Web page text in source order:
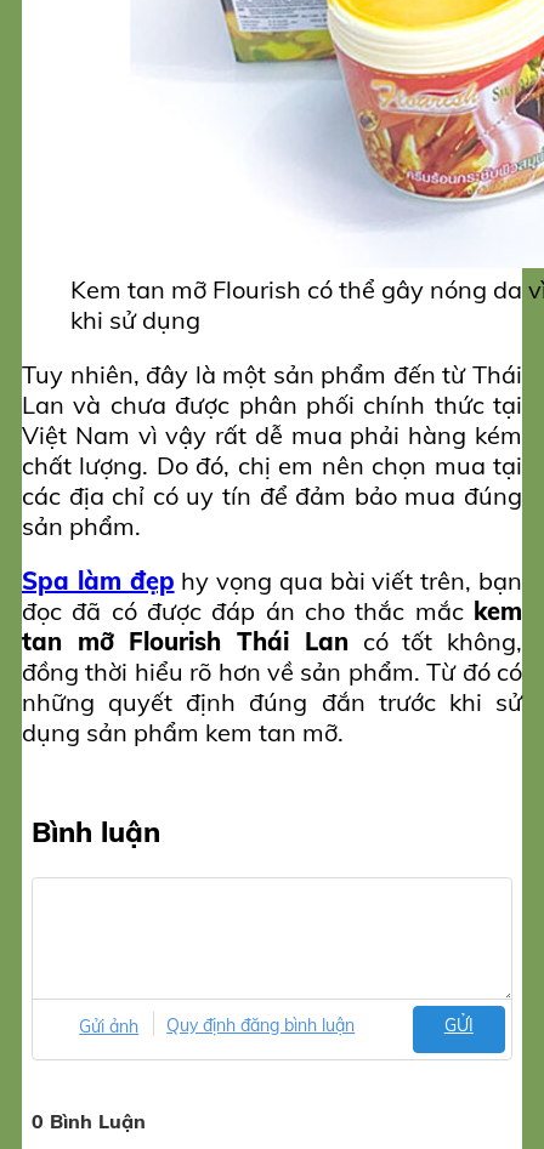
Kem tan mỡ Flourish có thể gây nóng da
khi sử dụng
Tuy nhiên, đây là một sản phẩm đến từ Thái
Lan và chưa được phân phối chính thức tại
Việt Nam vì vậy rất dễ mua phải hàng kém
chất lượng. Do đó, chị em nên chọn mua tại
các địa chỉ có uy tín để đảm bảo mua đúng
sản phẩm.
Spa làm đẹp hy vọng qua bài viết trên, bạn
đọc đã có được đáp án cho thắc mắc kem
tan mỡ Flourish Thái Lan có tốt không,
đồng thời hiểu rõ hơn về sản phẩm. Từ đó có
những quyết định đúng đắn trước khi sử
dụng sản phẩm kem tan mỡ.
Bình luận
Gửi ảnh Quy định đăng bình luận GỬI
0 Bình Luận